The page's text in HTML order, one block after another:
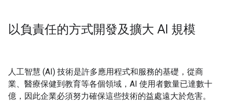
以負責任的方式開發及擴大 AI 規模
人工智慧 (AI) 技術是許多應用程式和服務的基礎，從商
業、醫療保健到教育等各個領域，AI 使用者數量已達數十
億，因此企業必須努力確保這些技術的益處遠大於危害。